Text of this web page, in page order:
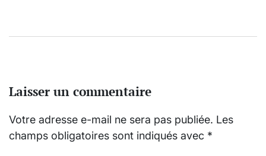
Laisser un commentaire
Votre adresse e-mail ne sera pas publiée. Les
champs obligatoires sont indiqués avec *